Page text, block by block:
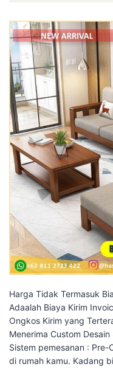
Harga Tidak Termasuk
Adaalah Biaya Kirim
Ongkos Kirim yang
Menerima Custom
Sistem pemesanan :
di rumah kamu. Kadang